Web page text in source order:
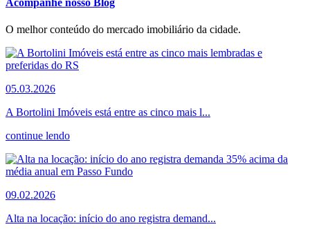
O melhor conteúdo do mercado imobiliário da cidade.
05.03.2026
A Bortolini Imóveis está entre as cinco mais l...
continue lendo
09.02.2026
Alta na locação: início do ano registra demand...